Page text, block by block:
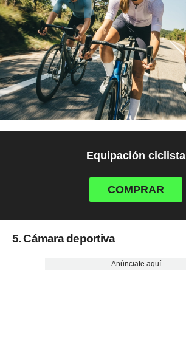
Equipación ciclista
COMPRAR
5. Cámara deportiva
Anúnciate aquí